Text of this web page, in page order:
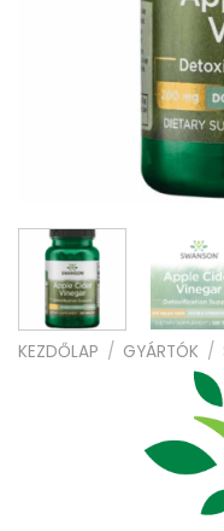
KEZDŐLAP / GYÁRTÓK /